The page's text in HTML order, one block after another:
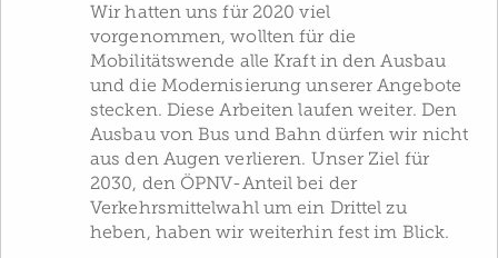
Wir hatten uns für 2020 viel
vorgenommen, wollten für die
Mobilitätswende alle Kraft in den Ausbau
und die Modernisierung unserer Angebote
stecken. Diese Arbeiten laufen weiter. Den
Ausbau von Bus und Bahn dürfen wir nicht
aus den Augen verlieren. Unser Ziel für
2030, den ÖPNV-Anteil bei der
Verkehrsmittelwahl um ein Drittel zu
heben, haben wir weiterhin fest im Blick.